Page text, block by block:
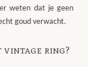
weten dat je geen
goud verwacht.
vintage ring?